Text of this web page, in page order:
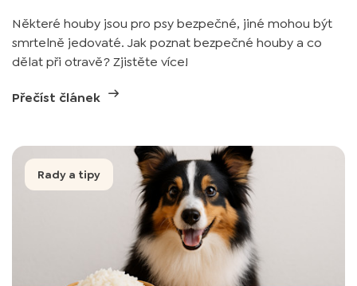
Některé houby jsou pro psy bezpečné, jiné mohou být
smrtelně jedovaté. Jak poznat bezpečné houby a co
dělat při otravě? Zjistěte více!
Přečíst článek
Rady a tipy